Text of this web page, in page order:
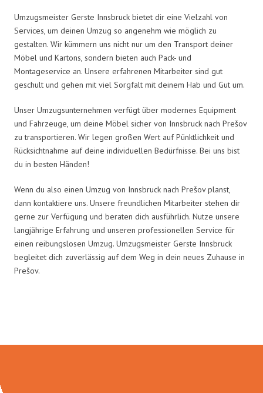
Umzugsmeister Gerste Innsbruck bietet dir eine Vielzahl von
Services, um deinen Umzug so angenehm wie möglich zu
gestalten. Wir kümmern uns nicht nur um den Transport deiner
Möbel und Kartons, sondern bieten auch Pack- und
Montageservice an. Unsere erfahrenen Mitarbeiter sind gut
geschult und gehen mit viel Sorgfalt mit deinem Hab und Gut um.
Unser Umzugsunternehmen verfügt über modernes Equipment
und Fahrzeuge, um deine Möbel sicher von Innsbruck nach Prešov
zu transportieren. Wir legen großen Wert auf Pünktlichkeit und
Rücksichtnahme auf deine individuellen Bedürfnisse. Bei uns bist
du in besten Händen!
Wenn du also einen Umzug von Innsbruck nach Prešov planst,
dann kontaktiere uns. Unsere freundlichen Mitarbeiter stehen dir
gerne zur Verfügung und beraten dich ausführlich. Nutze unsere
langjährige Erfahrung und unseren professionellen Service für
einen reibungslosen Umzug. Umzugsmeister Gerste Innsbruck
begleitet dich zuverlässig auf dem Weg in dein neues Zuhause in
Prešov.